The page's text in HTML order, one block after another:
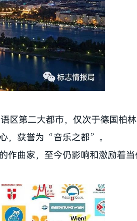
区第二大都市，仅次于德国柏
，获誉为“音乐之都”。
作曲家，至今仍影响和激励着